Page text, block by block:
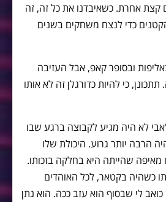
אחרת. כשאיבדנו את כל זה, זה
כדי לנצח משחקים בשנים
ובסופר קאפ, אבל העזיבה
כי להיות כדורגלן זה לא אותו
לא היה מגיע לקבוצה ברגע שבו
הרבה יותר גרוע. היכולת שלו
מאיפה שהייתה היא בחלקה בזכותו.
כשהיה בקטאר, לכל האוהדים
כואב לי שבסוף הוא עזב ככה. הוא נתן